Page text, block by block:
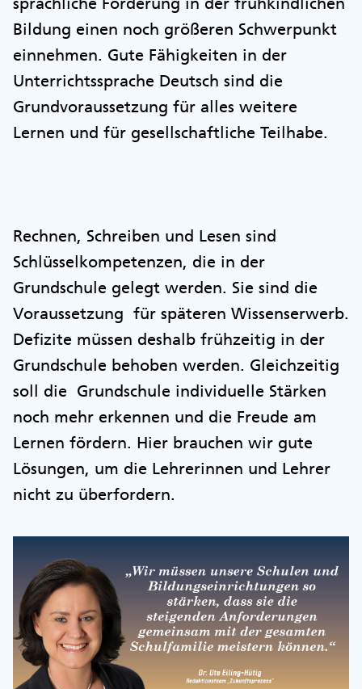
Bildung einen noch größeren Schwerpunkt
einnehmen. Gute Fähigkeiten in der
Unterrichtssprache Deutsch sind die
Grundvoraussetzung für alles weitere
Lernen und für gesellschaftliche Teilhabe.
Rechnen, Schreiben und Lesen sind
Schlüsselkompetenzen, die in der
Grundschule gelegt werden. Sie sind die
Voraussetzung für späteren Wissenserwerb.
Defizite müssen deshalb frühzeitig in der
Grundschule behoben werden. Gleichzeitig
soll die Grundschule individuelle Stärken
noch mehr erkennen und die Freude am
Lernen fördern. Hier brauchen wir gute
Lösungen, um die Lehrerinnen und Lehrer
nicht zu überfordern.